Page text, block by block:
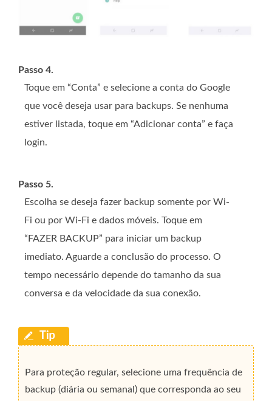
Passo 4.
Toque em “Conta” e selecione a conta do Google
que você deseja usar para backups. Se nenhuma
estiver listada, toque em “Adicionar conta” e faça
login.
Passo 5.
Escolha se deseja fazer backup somente por Wi-
Fi ou por Wi-Fi e dados móveis. Toque em
“FAZER BACKUP” para iniciar um backup
imediato. Aguarde a conclusão do processo. O
tempo necessário depende do tamanho da sua
conversa e da velocidade da sua conexão.
Para proteção regular, selecione uma frequência de
backup (diária ou semanal) que corresponda ao seu